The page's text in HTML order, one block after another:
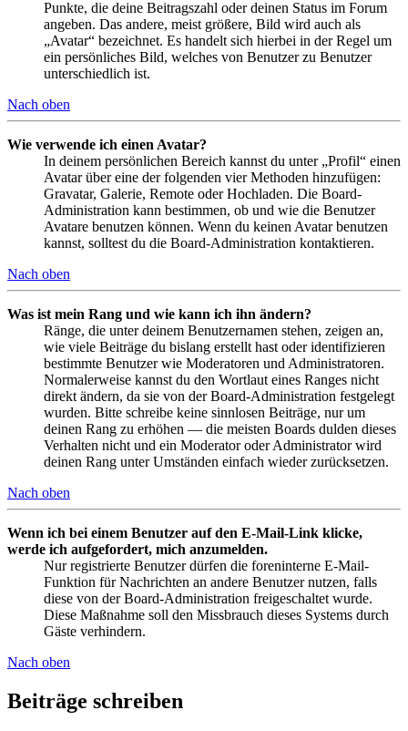
Punkte, die deine Beitragszahl oder deinen Status im Forum
angeben. Das andere, meist größere, Bild wird auch als
„Avatar“ bezeichnet. Es handelt sich hierbei in der Regel um
ein persönliches Bild, welches von Benutzer zu Benutzer
unterschiedlich ist.
Nach oben
Wie verwende ich einen Avatar?
In deinem persönlichen Bereich kannst du unter „Profil“ einen
Avatar über eine der folgenden vier Methoden hinzufügen:
Gravatar, Galerie, Remote oder Hochladen. Die Board-
Administration kann bestimmen, ob und wie die Benutzer
Avatare benutzen können. Wenn du keinen Avatar benutzen
kannst, solltest du die Board-Administration kontaktieren.
Nach oben
Was ist mein Rang und wie kann ich ihn ändern?
Ränge, die unter deinem Benutzernamen stehen, zeigen an,
wie viele Beiträge du bislang erstellt hast oder identifizieren
bestimmte Benutzer wie Moderatoren und Administratoren.
Normalerweise kannst du den Wortlaut eines Ranges nicht
direkt ändern, da sie von der Board-Administration festgelegt
wurden. Bitte schreibe keine sinnlosen Beiträge, nur um
deinen Rang zu erhöhen — die meisten Boards dulden dieses
Verhalten nicht und ein Moderator oder Administrator wird
deinen Rang unter Umständen einfach wieder zurücksetzen.
Nach oben
Wenn ich bei einem Benutzer auf den E-Mail-Link klicke,
werde ich aufgefordert, mich anzumelden.
Nur registrierte Benutzer dürfen die foreninterne E-Mail-
Funktion für Nachrichten an andere Benutzer nutzen, falls
diese von der Board-Administration freigeschaltet wurde.
Diese Maßnahme soll den Missbrauch dieses Systems durch
Gäste verhindern.
Nach oben
Beiträge schreiben